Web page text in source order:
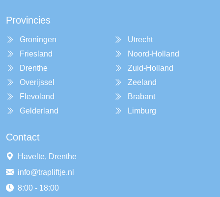
Provincies
Groningen
Friesland
Drenthe
Overijssel
Flevoland
Gelderland
Utrecht
Noord-Holland
Zuid-Holland
Zeeland
Brabant
Limburg
Contact
Havelte, Drenthe
info@trapliftje.nl
8:00 - 18:00